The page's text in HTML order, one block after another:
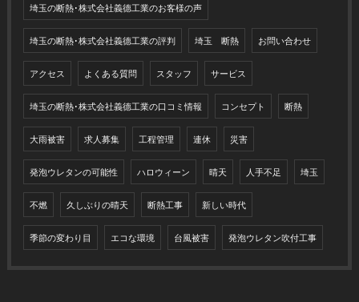
埼玉の断熱･株式会社義德工業のお客様の声
埼玉の断熱･株式会社義德工業の評判 埼玉 断熱 お問い合わせ
アクセス よくある質問 スタッフ サービス
埼玉の断熱･株式会社義德工業の口コミ情報 コンセプト 断熱
大雨被害 求人募集 工程管理 連休 災害
発泡ウレタンの可能性 ハロウィーン 晴天 人手不足 埼玉
不燃 久しぶりの晴天 断熱工事 新しい時代
季節の変わり目 エコな環境 台風被害 発泡ウレタン吹付工事